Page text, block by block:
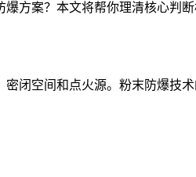
爆方案？本文将帮你理清核心判断
闭空间和点火源。粉末防爆技